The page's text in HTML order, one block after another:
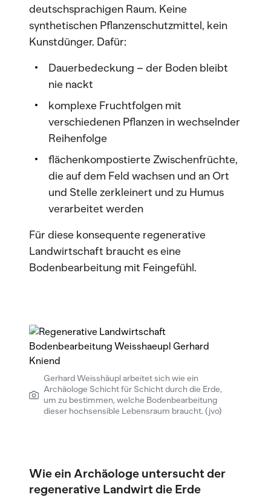
deutschsprachigen Raum. Keine
synthetischen Pflanzenschutzmittel, kein
Kunstdünger. Dafür:
Dauerbedeckung – der Boden bleibt
nie nackt
komplexe Fruchtfolgen mit
verschiedenen Pflanzen in wechselnder
Reihenfolge
flächenkompostierte Zwischenfrüchte,
die auf dem Feld wachsen und an Ort
und Stelle zerkleinert und zu Humus
verarbeitet werden
Für diese konsequente regenerative
Landwirtschaft braucht es eine
Bodenbearbeitung mit Feingefühl.
Gerhard Weisshäupl arbeitet sich wie ein
Archäologe Schicht für Schicht durch die Erde,
um zu bestimmen, welche Bodenbearbeitung
dieser hochsensible Lebensraum braucht. (jvo)
Wie ein Archäologe untersucht der
regenerative Landwirt die Erde